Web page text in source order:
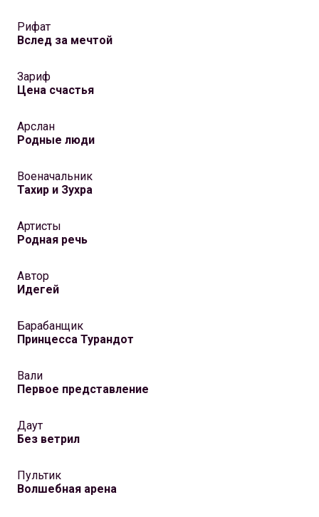
Рифат
Вслед за мечтой
Зариф
Цена счастья
Арслан
Родные люди
Военачальник
Тахир и Зухра
Артисты
Родная речь
Автор
Идегей
Барабанщик
Принцесса Турандот
Вали
Первое представление
Даут
Без ветрил
Пультик
Волшебная арена